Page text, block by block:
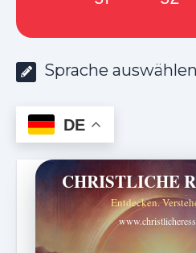
Sprache auswählen
DE
CHRISTLICHE
Entdecken.